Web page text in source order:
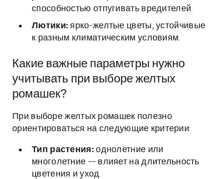
способностью отпугивать вредителей.
Лютики: ярко-желтые цветы, устойчивые
к разным климатическим условиям.
Какие важные параметры нужно
учитывать при выборе желтых
ромашек?
При выборе желтых ромашек полезно
ориентироваться на следующие критерии:
Тип растения:однолетние или
многолетние — влияет на длительность
цветения и уход.